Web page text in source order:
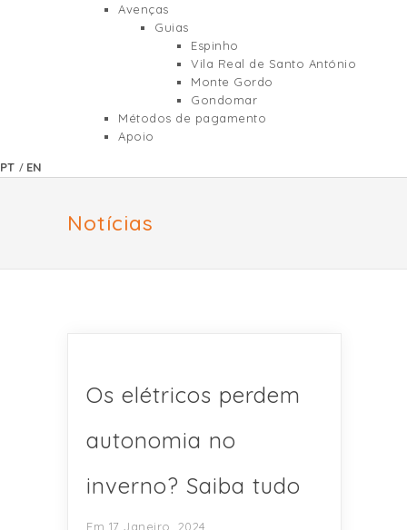
Avenças
Guias
Espinho
Vila Real de Santo António
Monte Gordo
Gondomar
Métodos de pagamento
Apoio
PT / EN
Notícias
Os elétricos perdem
autonomia no
inverno? Saiba tudo
Em 17 Janeiro, 2024